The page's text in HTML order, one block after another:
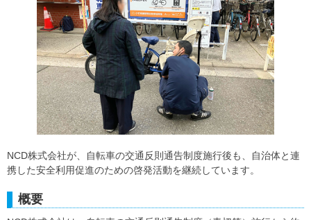
NCD株式会社が、自転車の交通反則通告制度施行後も、自治体と連
携した安全利用促進のための啓発活動を継続しています。
概要